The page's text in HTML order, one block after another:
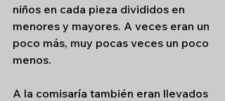
niños en cada pieza divididos en
menores y mayores. A veces eran un
poco más, muy pocas veces un poco
menos.
A la comisaría también eran llevados